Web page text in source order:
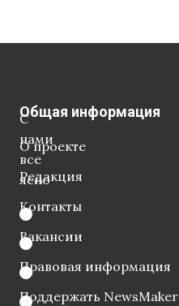
С
нами
все
ясно
Общая информация
О проекте
Редакция
Контакты
Вакансии
Правовая информация
Поддержать